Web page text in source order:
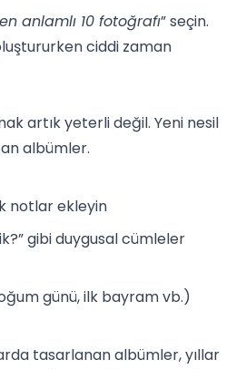
anlamlı 10 fotoğrafı” seçin.
ciddi zaman
artık yeterli değil. Yeni nesil
albümler.
notlar ekleyin
gibi duygusal cümleler
günü, ilk bayram vb.)
tasarlanan albümler, yıllar